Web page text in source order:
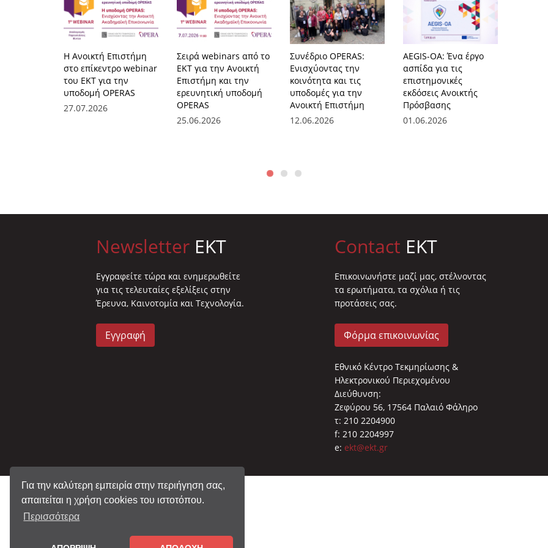
Για την καλύτερη εμπειρία στην περιήγηση σας,
απαιτείται η χρήση cookies του ιστοτόπου.
Περισσότερα
Η Ανοικτή Επιστήμη
στο επίκεντρο webinar
του ΕΚΤ για την
υποδομή OPERAS
27.07.2026
Σειρά webinars από το
ΕΚΤ για την Ανοικτή
Επιστήμη και την
ερευνητική υποδομή
OPERAS
25.06.2026
Συνέδριο OPERAS:
Ενισχύοντας την
κοινότητα και τις
υποδομές για την
Ανοικτή Επιστήμη
12.06.2026
AEGIS-OA: Ένα έργο
ασπίδα για τις
επιστημονικές
εκδόσεις Ανοικτής
Πρόσβασης
01.06.2026
Newsletter EKT
Eγγραφείτε τώρα και ενημερωθείτε
για τις τελευταίες εξελίξεις στην
Έρευνα, Καινοτομία και Τεχνολογία.
Εγγραφή
Contact EKT
Επικοινωνήστε μαζί μας, στέλνοντας
τα ερωτήματα, τα σχόλια ή τις
προτάσεις σας.
Φόρμα επικοινωνίας
Εθνικό Κέντρο Τεκμηρίωσης &
Ηλεκτρονικού Περιεχομένου
Διεύθυνση:
Ζεφύρου 56, 17564 Παλαιό Φάληρο
τ: 210 2204900
f: 210 2204997
e: ekt@ekt.gr